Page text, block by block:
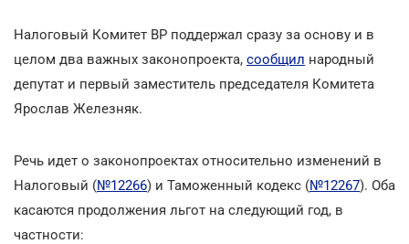
Налоговый Комитет ВР поддержал сразу за основу и в
целом два важных законопроекта, сообщил народный
депутат и первый заместитель председателя Комитета
Ярослав Железняк.
Речь идет о законопроектах относительно изменений в
Налоговый (№12266) и Таможенный кодекс (№12267). Оба
касаются продолжения льгот на следующий год, в
частности: